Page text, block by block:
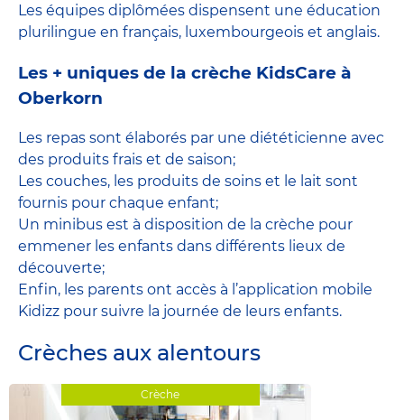
Les équipes diplômées dispensent une éducation
plurilingue en français, luxembourgeois et anglais.
Les + uniques de la crèche KidsCare à
Oberkorn
Les repas sont élaborés par une diététicienne avec
des produits frais et de saison;
Les couches, les produits de soins et le lait sont
fournis pour chaque enfant;
Un minibus est à disposition de la crèche pour
emmener les enfants dans différents lieux de
découverte;
Enfin, les parents ont accès à l’application mobile
Kidizz pour suivre la journée de leurs enfants.
Crèches aux alentours
Crèche